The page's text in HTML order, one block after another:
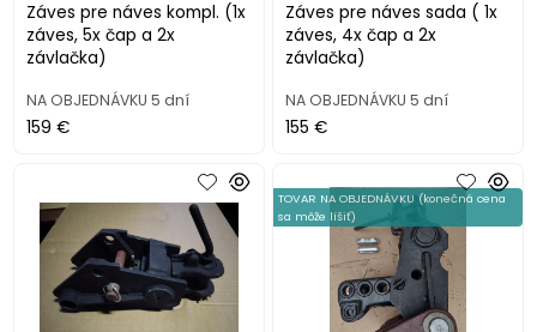
Záves pre náves kompl. (1x
záves, 5x čap a 2x
závlačka)
NA OBJEDNÁVKU 5 dní
159 €
Záves pre náves sada ( 1x
záves, 4x čap a 2x
závlačka)
NA OBJEDNÁVKU 5 dní
155 €
TOVAR NA OBJEDNÁVKU (konečná cena
sa môže líšiť)